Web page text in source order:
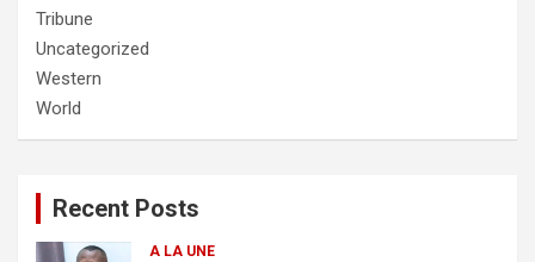
Tribune
Uncategorized
Western
World
Recent Posts
A LA UNE